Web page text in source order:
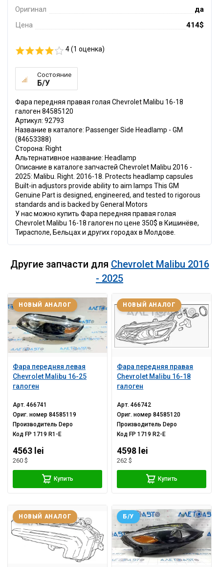
Оригинал
да
Цена
414$
4 (1 оценка)
Состояние
Б/У
Фара передняя правая голая Chevrolet Malibu 16-18
галоген 84585120
Артикул: 92793
Название в каталоге: Passenger Side Headlamp - GM
(84653388)
Сторона: Right
Альтернативное название: Headlamp
Описание в каталоге запчастей Chevrolet Malibu 2016 -
2025: Malibu. Right. 2016-18. Protects headlamp capsules
Built-in adjustors provide ability to aim lamps This GM
Genuine Part is designed, engineered, and tested to rigorous
standards and is backed by General Motors
У нас можно купить Фара передняя правая голая
Chevrolet Malibu 16-18 галоген по цене 350$ в Кишинёве,
Тирасполе, Бельцах и других городах в Молдове.
Другие запчасти для Chevrolet Malibu 2016
- 2025
Фара передняя левая
Chevrolet Malibu 16-25
галоген
НОВЫЙ АНАЛОГ
Арт.466741
Ориг. номер84585119
Производитель Depo
Код FP 1719 R1-E
4563 lei
260 $
Купить
Фара передняя правая
Chevrolet Malibu 16-18
галоген
НОВЫЙ АНАЛОГ
Арт.466742
Ориг. номер84585120
Производитель Depo
Код FP 1719 R2-E
4598 lei
262 $
Купить
НОВЫЙ АНАЛОГ Б/У